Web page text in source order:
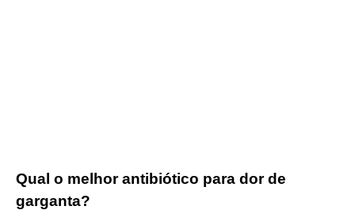
Qual o melhor antibiótico para dor de
garganta?